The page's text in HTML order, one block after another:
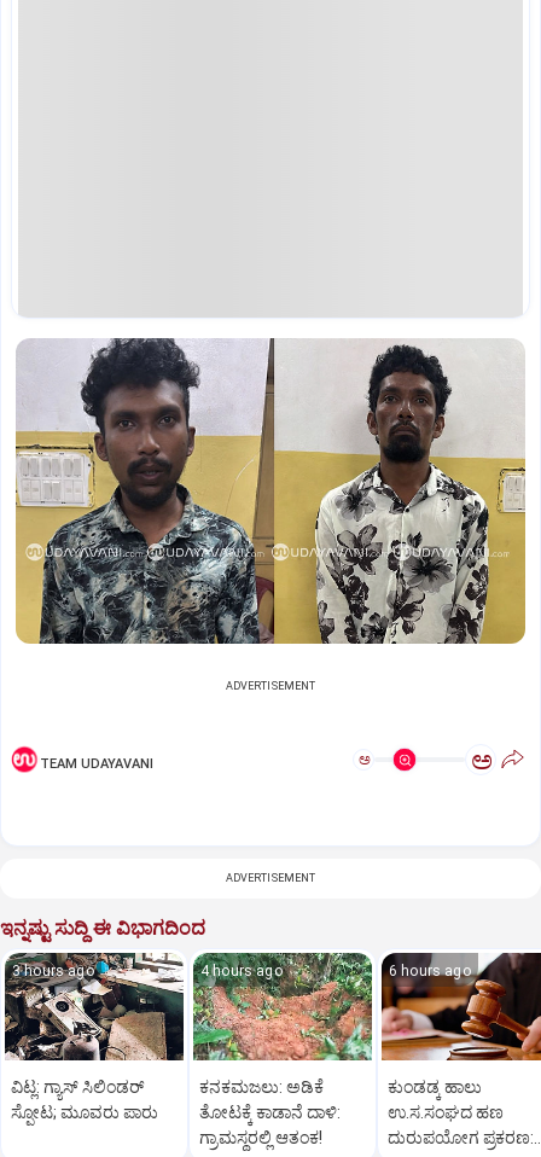
ADVERTISEMENT
TEAM UDAYAVANI ಅ ಅ
ADVERTISEMENT
ಇನ್ನಷ್ಟು ಸುದ್ದಿ ಈ ವಿಭಾಗದಿಂದ
3 hours ago
ವಿಟ್ಲ: ಗ್ಯಾಸ್‌ ಸಿಲಿಂಡರ್‌
ಸ್ಫೋಟ; ಮೂವರು ಪಾರು
4 hours ago
ಕನಕಮಜಲು: ಅಡಿಕೆ
ತೋಟಕ್ಕೆ ಕಾಡಾನೆ ದಾಳಿ:
ಗ್ರಾಮಸ್ಥರಲ್ಲಿ ಆತಂಕ!
6 hours ago
ಕುಂಡಡ್ಕ ಹಾಲು
ಉ.ಸ.ಸಂಘದ ಹಣ
ದುರುಪಯೋಗ ಪ್ರಕರಣ: